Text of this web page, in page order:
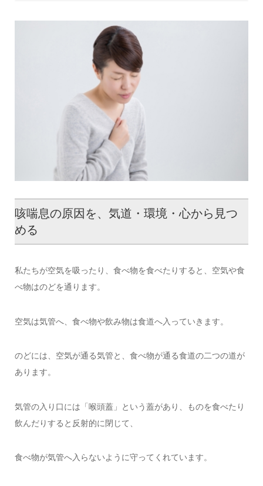
咳喘息の原因を、気道・環境・心から見つ
める
私たちが空気を吸ったり、食べ物を食べたりすると、空気や食
べ物はのどを通ります。
空気は気管へ、食べ物や飲み物は食道へ入っていきます。
のどには、空気が通る気管と、食べ物が通る食道の二つの道が
あります。
気管の入り口には「喉頭蓋」という蓋があり、ものを食べたり
飲んだりすると反射的に閉じて、
食べ物が気管へ入らないように守ってくれています。